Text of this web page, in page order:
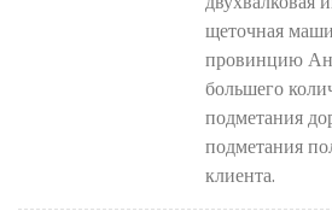
Аньхой,
щеточная
провинцию
большего
подметания
подметания
клиента.